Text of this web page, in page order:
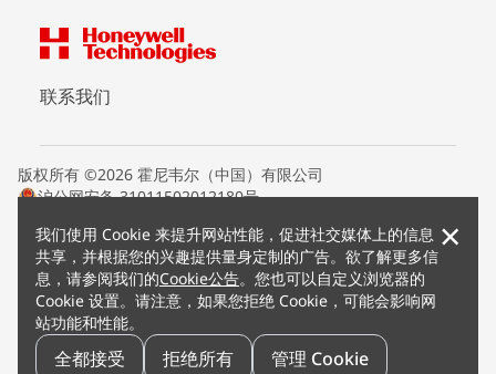
我们使用 Cookie 来提升网站性能，促进社交媒体上的信息
共享，并根据您的兴趣提供量身定制的广告。欲了解更多信
息，请参阅我们的Cookie公告。您也可以自定义浏览器的
Cookie 设置。请注意，如果您拒绝 Cookie，可能会影响网
站功能和性能。
全都接受 拒绝所有 管理 Cookie
×
联系我们
版权所有 ©2026 霍尼韦尔（中国）有限公司
沪公网安备 31011502012180号
条款条约
隐私声明
您的隐私选项
霍尼韦尔科技Cookie通知
退订
漏洞报告